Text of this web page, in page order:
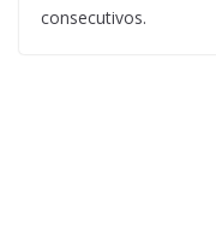
consecutivos.